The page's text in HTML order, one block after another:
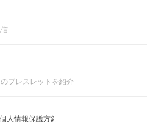
ブレスレットを紹介
人情報保護方針